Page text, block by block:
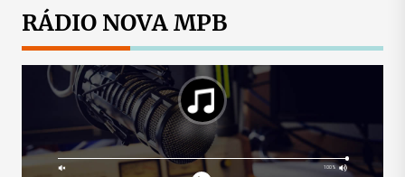
RÁDIO NOVA MPB